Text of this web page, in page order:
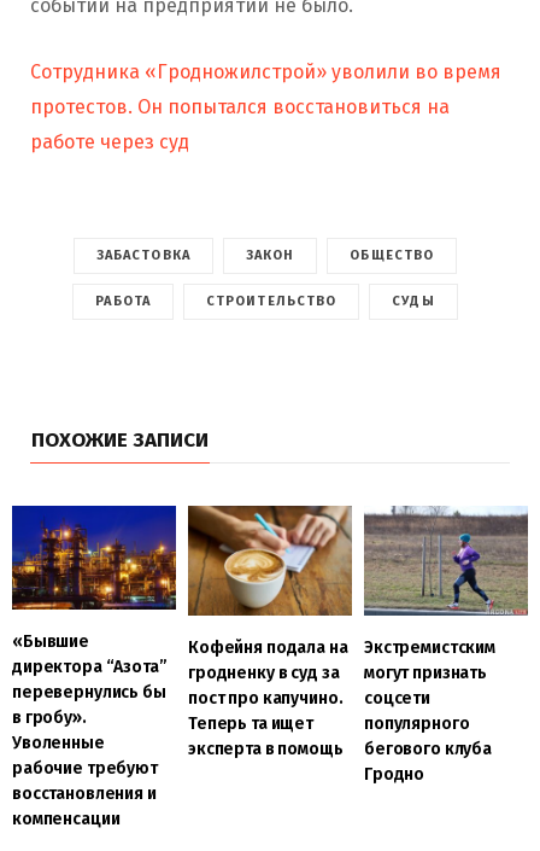
событий на предприятии не было.
Сотрудника «Гродножилстрой» уволили во время
протестов. Он попытался восстановиться на
работе через суд
ЗАБАСТОВКА ЗАКОН ОБЩЕСТВО
РАБОТА СТРОИТЕЛЬСТВО СУДЫ
ПОХОЖИЕ ЗАПИСИ
«Бывшие
директора “Азота”
перевернулись бы
в гробу».
Уволенные
рабочие требуют
восстановления и
компенсации
Кофейня подала на
гродненку в суд за
пост про капучино.
Теперь та ищет
эксперта в помощь
Экстремистским
могут признать
соцсети
популярного
бегового клуба
Гродно